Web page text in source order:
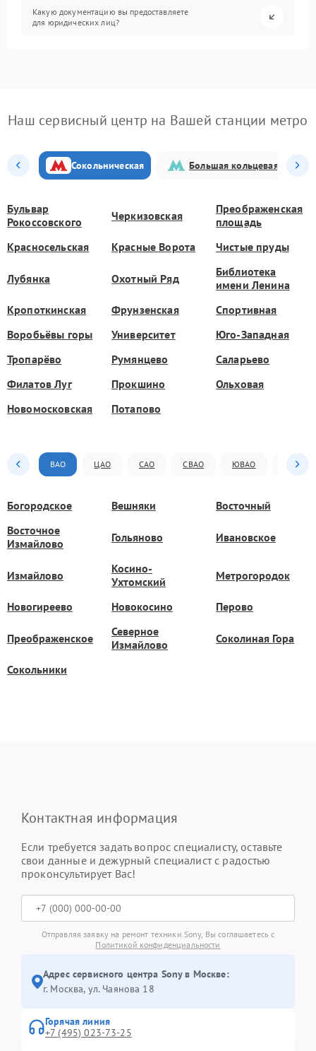
Какую документацию вы предоставляете
для юридических лиц?
Наш сервисный центр на Вашей станции метро
Сокольническая Большая кольцевая
Бульвар
Рокоссовского
Черкизовская
Преображенская
площадь
Красносельская
Красные Ворота Чистые пруды
Лубянка Охотный Ряд
Библиотека
имени Ленина
Кропоткинская
Фрунзенская
Спортивная
Воробьёвы горы
Университет
Юго-Западная
Тропарёво
Румянцево
Саларьево
Филатов Луг
Прокшино
Ольховая
Новомосковская
Потапово
ВАО ЦАО САО СВАО ЮВАО ЮАО
Богородское Вешняки
Восточный
Восточное
Измайлово
Гольяново Ивановское
Измайлово
Косино-
Ухтомский
Метрогородок
Новогиреево Новокосино Перово
Преображенское
Северное
Измайлово
Соколиная Гора
Сокольники
Контактная информация
Если требуется задать вопрос специалисту, оставьте
свои данные и дежурный специалист с радостью
проконсультирует Вас!
Отправляя заявку на ремонт техники Sony, Вы соглашаетесь с
Политикой конфиденциальности
Адрес сервисного центра Sony в Москве:
г. Москва, ул. Чаянова 18
Горячая линия
+7 (495) 023-73-25